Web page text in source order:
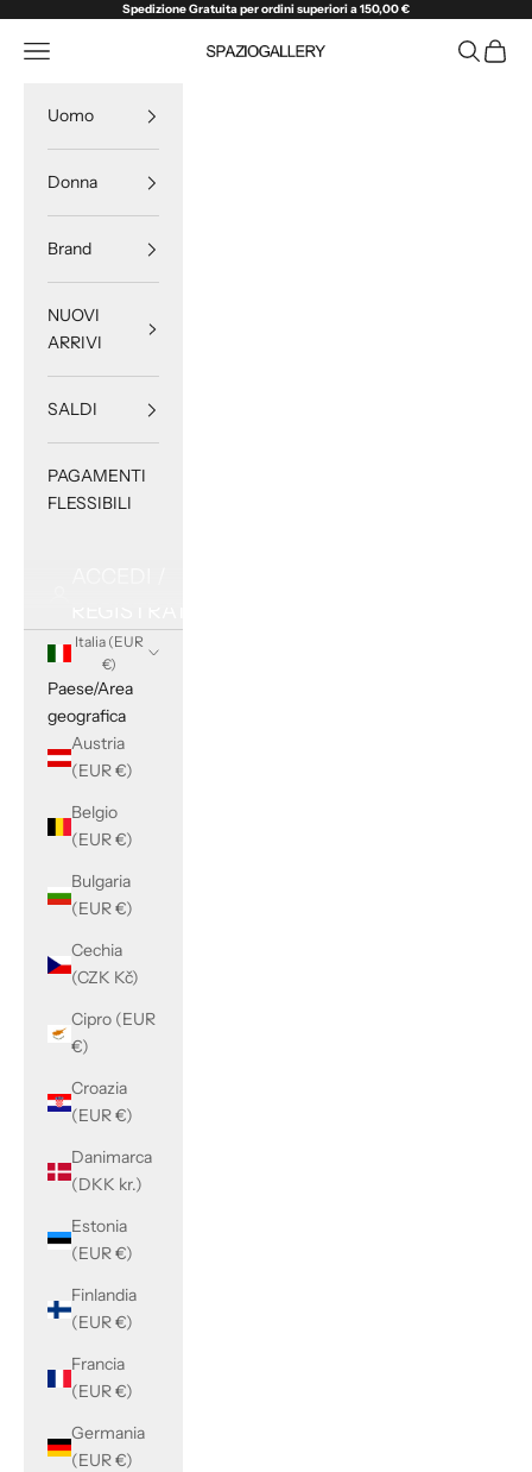
Spedizione Gratuita per ordini superiori a 150,00 €
SPAZIOGALLERY
Menù Cerca
Uomo
Donna
Brand
NUOVI
ARRIVI
SALDI
PAGAMENTI
FLESSIBILI
Italia (EUR
€)
Paese/Area
geografica
Austria
(EUR €)
Belgio
(EUR €)
Bulgaria
(EUR €)
Cechia
(CZK Kč)
Cipro (EUR
€)
Croazia
(EUR €)
Danimarca
(DKK kr.)
Estonia
(EUR €)
Finlandia
(EUR €)
Francia
(EUR €)
Germania
(EUR €)